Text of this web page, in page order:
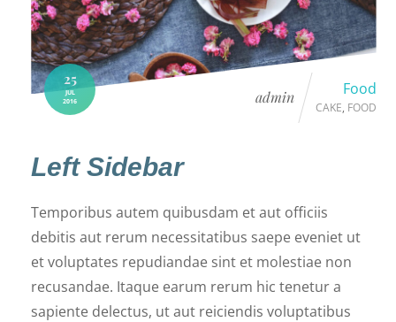
25
JUL
2016
admin Food
CAKE, FOOD
Left Sidebar
Temporibus autem quibusdam et aut officiis
debitis aut rerum necessitatibus saepe eveniet ut
et voluptates repudiandae sint et molestiae non
recusandae. Itaque earum rerum hic tenetur a
sapiente delectus, ut aut reiciendis voluptatibus